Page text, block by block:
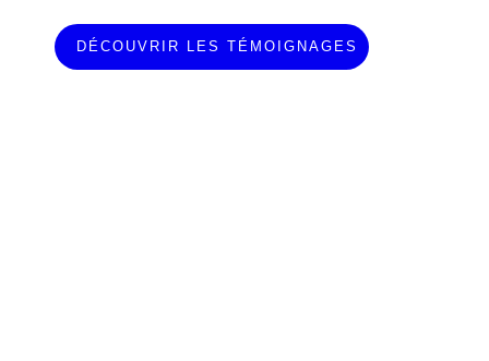
DÉCOUVRIR LES TÉMOIGNAGES